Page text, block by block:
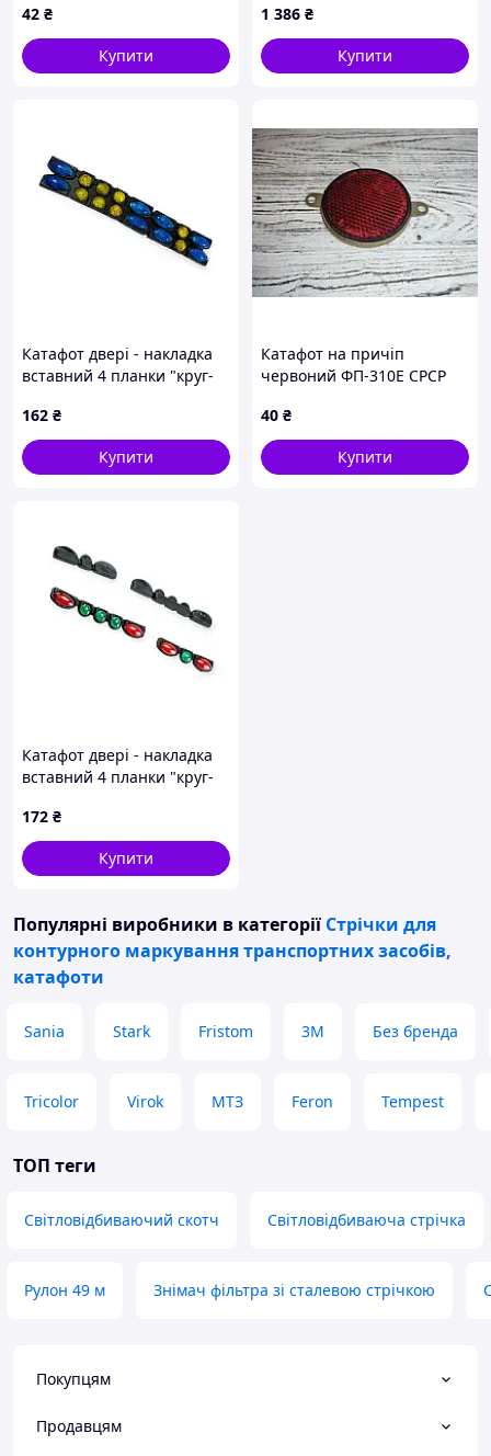
42 ₴
Купити
1 386 ₴
Купити
Катафот двері - накладка
вставний 4 планки "круг-
Speed Master
162 ₴
Купити
Катафот на причіп
червоний ФП-310Е СРСР
40 ₴
Купити
Катафот двері - накладка
вставний 4 планки "круг-
зелений Speed Master
172 ₴
Купити
Популярні виробники в категорії Стрічки для
контурного маркування транспортних засобів,
катафоти
Sania Stark Fristom 3М Без бренда
Tricolor Virok МТЗ Feron Tempest
ТОП теги
Світловідбиваючий скотч Світловідбиваюча стрічка
Рулон 49 м Знімач фільтра зі сталевою стрічкою
Покупцям
Продавцям